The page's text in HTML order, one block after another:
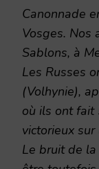
Canonnade
Vosges. Nos
Sablons, à
Les Russes
(Volhynie),
où ils ont fait
victorieux
Le bruit de